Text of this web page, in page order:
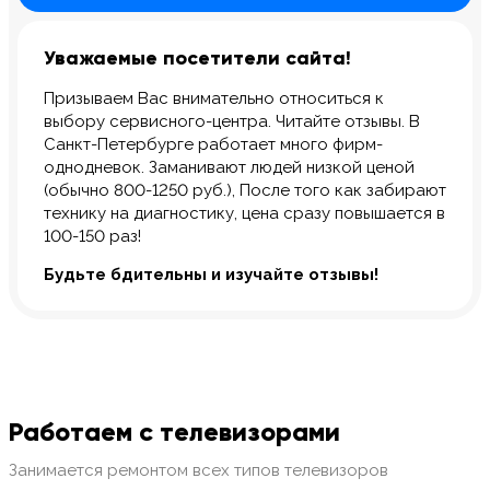
Уважаемые посетители сайта!
Призываем Вас внимательно относиться к
выбору сервисного-центра. Читайте отзывы. В
Санкт-Петербурге работает много фирм-
однодневок. Заманивают людей низкой ценой
(обычно 800-1250 руб.), После того как забирают
технику на диагностику, цена сразу повышается в
100-150 раз!
Будьте бдительны и изучайте отзывы!
Работаем с телевизорами
Занимается ремонтом всех типов телевизоров